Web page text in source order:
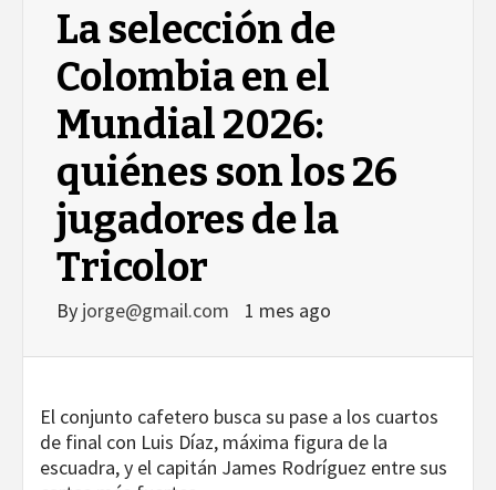
La selección de
Colombia en el
Mundial 2026:
quiénes son los 26
jugadores de la
Tricolor
By jorge@gmail.com 1 mes ago
El conjunto cafetero busca su pase a los cuartos
de final con Luis Díaz, máxima figura de la
escuadra, y el capitán James Rodríguez entre sus